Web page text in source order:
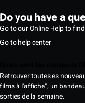
Do you have a
Go to our Online Help to
Go to help center
Retrouver toutes es
films à l'affiche", un
sorties de la semaine.